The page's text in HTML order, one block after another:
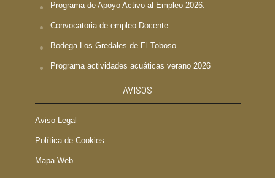
Programa de Apoyo Activo al Empleo 2026.
Convocatoria de empleo Docente
Bodega Los Gredales de El Toboso
Programa actividades acuáticas verano 2026
AVISOS
Aviso Legal
Política de Cookies
Mapa Web